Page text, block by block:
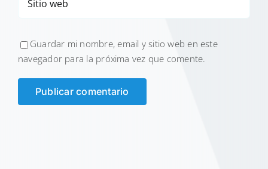
Guardar mi nombre, email y sitio web en este
navegador para la próxima vez que comente.